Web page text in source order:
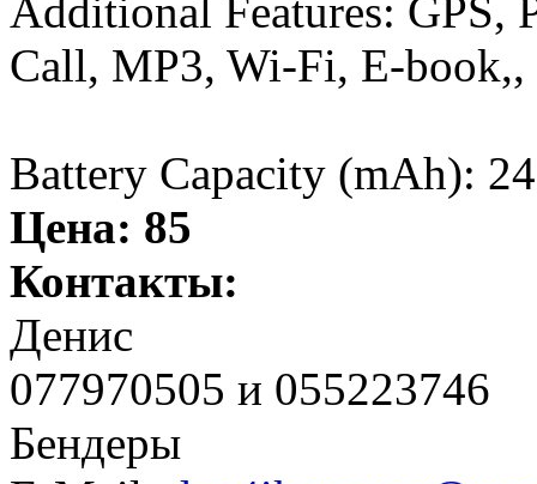
Additional Features: GPS,
Call, MP3, Wi-Fi, E-
Battery Capacity (mAh):
Цена: 85
Контакты:
Денис
077970505 и 055223746
Бендеры